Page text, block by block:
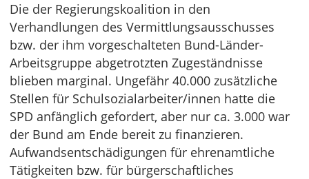
Die der Regierungskoalition in den
Verhandlungen des Vermittlungsausschusses
bzw. der ihm vorgeschalteten Bund-Länder-
Arbeitsgruppe abgetrotzten Zugeständnisse
blieben marginal. Ungefähr 40.000 zusätzliche
Stellen für Schulsozialarbeiter/innen hatte die
SPD anfänglich gefordert, aber nur ca. 3.000 war
der Bund am Ende bereit zu finanzieren.
Aufwandsentschädigungen für ehrenamtliche
Tätigkeiten bzw. für bürgerschaftliches